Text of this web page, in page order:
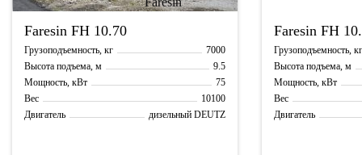
Faresin FH 10.70
Грузоподъемность, кг
7000
Высота подъема, м
9.5
Мощность, кВт
75
Вес
10100
Двигатель
дизельный DEUTZ
Faresin FH
Грузоподъемность, кг
Высота подъема, м
Мощность, кВт
Вес
Двигатель